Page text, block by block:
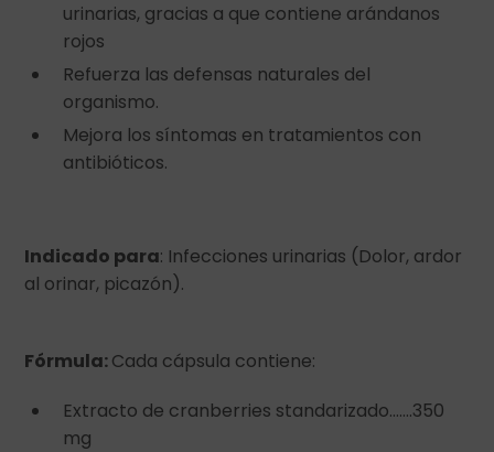
urinarias, gracias a que contiene arándanos
rojos
Refuerza las defensas naturales del
organismo.
Mejora los síntomas en tratamientos con
antibióticos.
Indicado para: Infecciones urinarias (Dolor, ardor
al orinar, picazón).
Fórmula:Cada cápsula contiene:
Extracto de cranberries standarizado…….350
mg